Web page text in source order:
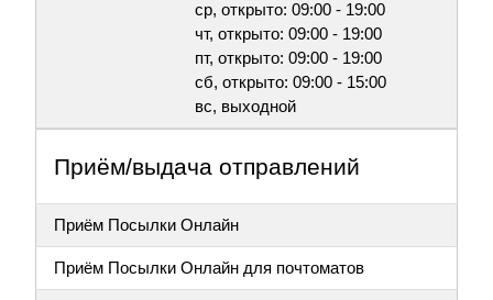
ср, открыто: 09:00 - 19:00
чт, открыто: 09:00 - 19:00
пт, открыто: 09:00 - 19:00
сб, открыто: 09:00 - 15:00
вс, выходной
Приём/выдача отправлений
Приём Посылки Онлайн
Приём Посылки Онлайн для почтоматов